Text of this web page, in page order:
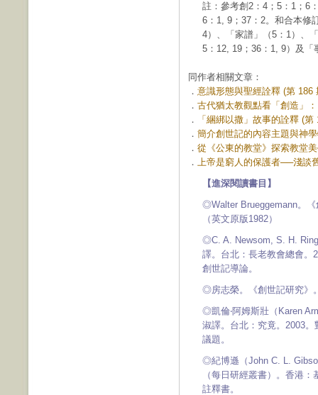
註：參考創2：4；5：1；6
6：1, 9；37：2。和合本修
4）、「家譜」（5：1）、
5：12, 19；36：1, 9）及
同作者相關文章：
． 意識形態與聖經詮釋 (第 186
． 古代猶太教觀點看「創造」
．
「綑綁以撒」故事的詮釋 (第
． 簡介創世記的內容主題與神
． 從《公東的教堂》探索教堂
． 上帝是窮人的保護者──淺談
【進深閱讀書目】
◎Walter Brueggemann。
（英文原版1982）
◎C. A. Newsom, S. H.
譯。台北：長老教會總會。
創世記導論。
◎房志榮。《創世記研究》
◎凱倫‧阿姆斯壯（Karen
淑譯。台北：究竟。2003
議題。
◎紀博遜（John C. L.
（每日研經叢書）。香港
註釋書。